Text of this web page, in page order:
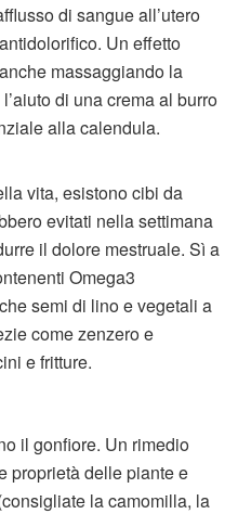
di sangue all’utero
Un effetto
massaggiando la
di una crema al burro
alla calendula.
vita, esistono cibi da
evitati nella settimana
il dolore mestruale. Sì a
Omega3
semi di lino e vegetali a
come zenzero e
e fritture.
il gonfiore. Un rimedio
proprietà delle piante e
la camomilla, la